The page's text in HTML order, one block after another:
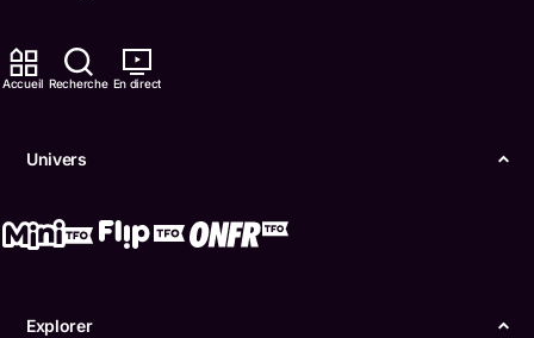
Accueil Recherche En direct
Univers
Explorer
Comment nous capter
ONFR
Conditions d'utilisation